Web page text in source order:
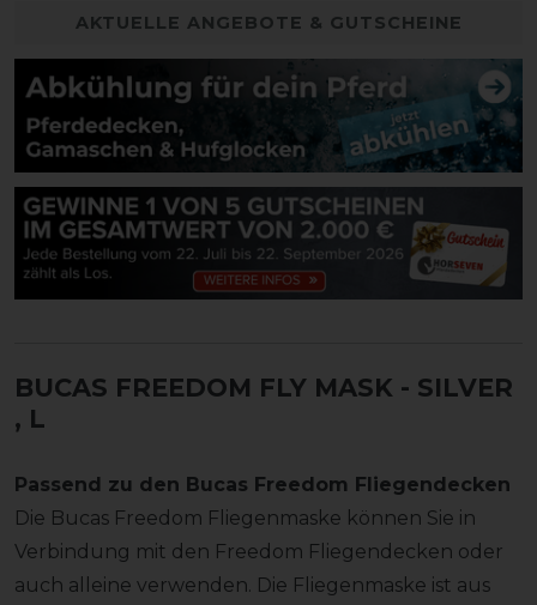
AKTUELLE ANGEBOTE & GUTSCHEINE
BUCAS FREEDOM FLY MASK - SILVER
, L
Passend zu den Bucas Freedom Fliegendecken
Die Bucas Freedom Fliegenmaske können Sie in
Verbindung mit den Freedom Fliegendecken oder
auch alleine verwenden. Die Fliegenmaske ist aus